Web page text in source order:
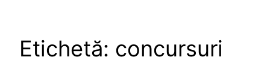
Etichetă: concursuri